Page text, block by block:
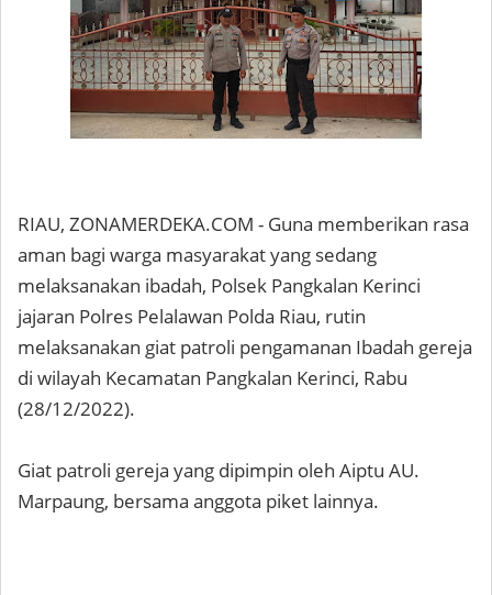
RIAU, ZONAMERDEKA.COM - Guna memberikan rasa
aman bagi warga masyarakat yang sedang
melaksanakan ibadah, Polsek Pangkalan Kerinci
jajaran Polres Pelalawan Polda Riau, rutin
melaksanakan giat patroli pengamanan Ibadah gereja
di wilayah Kecamatan Pangkalan Kerinci, Rabu
(28/12/2022).
Giat patroli gereja yang dipimpin oleh Aiptu AU.
Marpaung, bersama anggota piket lainnya.